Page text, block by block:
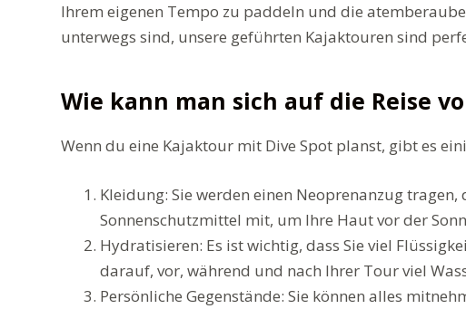
Ihrem eigenen Tempo zu paddeln und die
unterwegs sind, unsere geführten Kajaktouren sind
Wie kann man sich auf die Reise
Wenn du eine Kajaktour mit Dive Spot planst, gibt es
Kleidung: Sie werden einen Neoprenanzug
Sonnenschutzmittel mit, um Ihre Haut vor der
Hydratisieren: Es ist wichtig, dass Sie viel
darauf, vor, während und nach Ihrer Tour viel
Persönliche Gegenstände: Sie können alles